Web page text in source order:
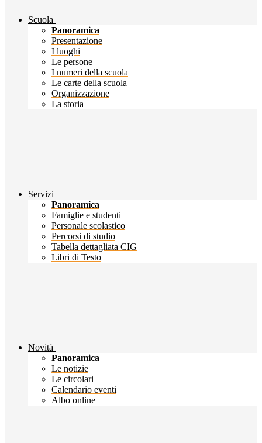
Scuola
Panoramica
Presentazione
I luoghi
Le persone
I numeri della scuola
Le carte della scuola
Organizzazione
La storia
Servizi
Panoramica
Famiglie e studenti
Personale scolastico
Percorsi di studio
Tabella dettagliata CIG
Libri di Testo
Novità
Panoramica
Le notizie
Le circolari
Calendario eventi
Albo online